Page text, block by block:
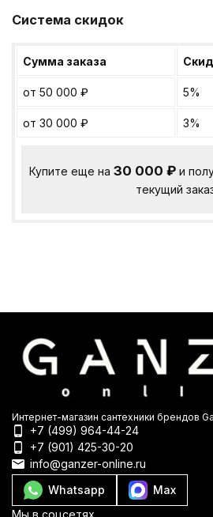
Система скидок
Сумма заказа
от 50 000 ₽ 5%
от 30 000 ₽ 3%
Купите еще на30 000₽ и
текущий
Интернет-магазин сантехники брендов
+7 (499) 964-44-24
+7 (901) 425-30-20
info@ganzer-online.ru
Whatsapp
Max
Мы в соцсетях